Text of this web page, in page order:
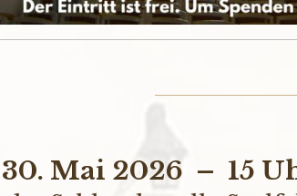
Mai 2026 – 15